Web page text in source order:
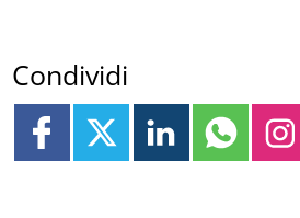
Condividi